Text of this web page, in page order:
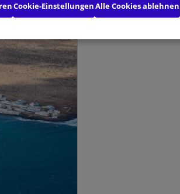
Cookie-EinstellungenAlle Cookies ablehnen
Meine Auswahl bestätigen